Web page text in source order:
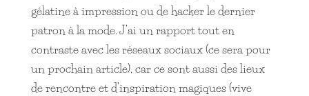
gélatine à impression ou de hacker le dernier
patron à la mode. J’ai un rapport tout en
contraste avec les réseaux sociaux (ce sera pour
un prochain article), car ce sont aussi des lieux
de rencontre et d’inspiration magiques (vive